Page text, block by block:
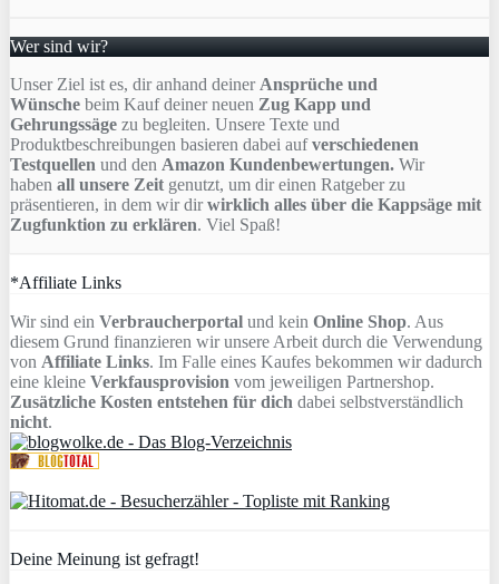
Wer sind wir?
Unser Ziel ist es, dir anhand deiner Ansprüche und
Wünsche beim Kauf deiner neuen Zug Kapp und
Gehrungssäge zu begleiten. Unsere Texte und
Produktbeschreibungen basieren dabei aufverschiedenen
Testquellen und den Amazon Kundenbewertungen. Wir
haben all unsere Zeit genutzt, um dir einen Ratgeber zu
präsentieren, in dem wir dirwirklich alles über die Kappsäge mit
Zugfunktion zu erklären. Viel Spaß!
*Affiliate Links
Wir sind ein Verbraucherportal und kein Online Shop. Aus
diesem Grund finanzieren wir unsere Arbeit durch die Verwendung
von Affiliate Links. Im Falle eines Kaufes bekommen wir dadurch
eine kleine Verkfausprovision vom jeweiligen Partnershop.
Zusätzliche Kosten entstehen für dich dabei selbstverständlich
nicht.
Deine Meinung ist gefragt!